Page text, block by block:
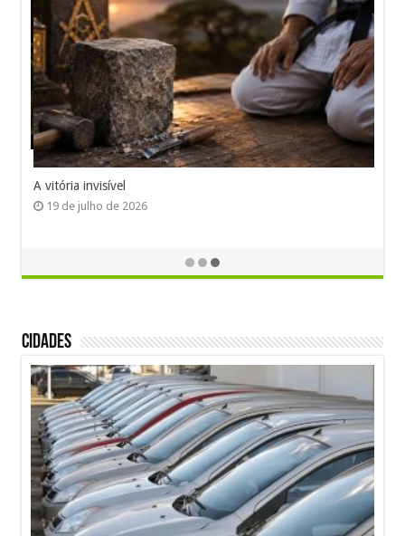
A vitória invisível
19 de julho de 2026
Cidades